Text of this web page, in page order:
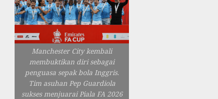
Manchester City kembali
membuktikan diri sebagai
penguasa sepak bola Inggris.
Tim asuhan Pep Guardiola
sukses menjuarai Piala FA 2026